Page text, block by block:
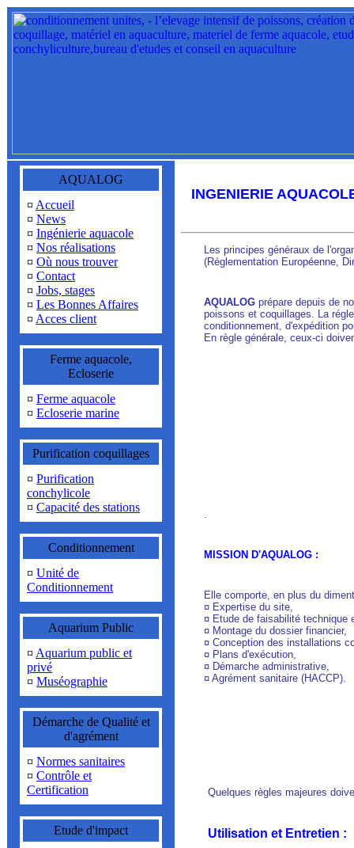
AQUALOG
¤ Accueil
¤ News
¤ Ingénierie aquacole
¤ Nos réalisations
¤ Où nous trouver
¤ Contact
¤ Jobs, stages
¤ Les Bonnes Affaires
¤ Acces client
Ferme aquacole,
Ecloserie
¤ Ferme aquacole
¤ Ecloserie marine
Purification coquillages
¤ Purification
conchylicole
¤ Capacité des stations
Conditionnement
¤ Unité de
Conditionnement
Aquarium Public
¤ Aquarium public et
privé
¤ Muséographie
Démarche de Qualité et
d'agrément
¤ Normes sanitaires
¤ Contrôle et
Certification
Etude d'impact
INGENIERIE
Les principes généraux de
(Réglementation Européenne,
AQUALOG prépare depuis de
poissons et coquillages. La
conditionnement, d'expédition
En règle générale, ceux-ci
.
MISSION D'AQUALOG :
Elle comporte, en plus du
¤ Expertise du site,
¤ Etude de faisabilité technique
¤ Montage du dossier financier,
¤ Conception des installations
¤ Plans d'exécution,
¤ Démarche administrative,
¤ Agrément sanitaire (HACCP).
Quelques règles majeures
Utilisation et Entretien :